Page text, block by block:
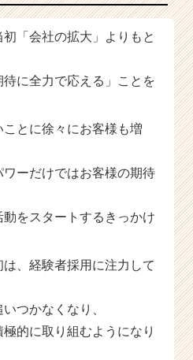
「会社の拡大」よりもと
待に全力で応える」ことを
とに徐々にお客様も増
ーだけではお客様の期待
をスタートするきっかけ
、経験者採用に注力して
つかなくなり、
的に取り組むようになり